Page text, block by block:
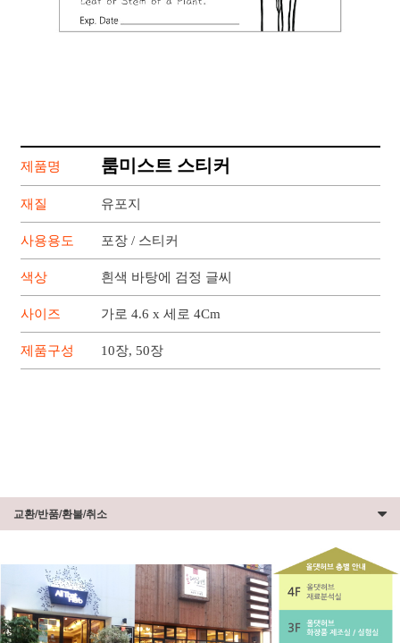
제품명 룸미스트 스티커
재질 유포지
사용용도 포장 / 스티커
색상 흰색 바탕에 검정 글씨
사이즈 가로 4.6 x 세로 4Cm
제품구성 10장, 50장
교환/반품/환불/취소